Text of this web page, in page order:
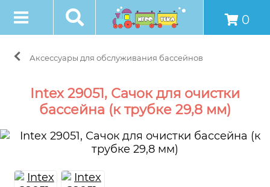
0
Аксессуары для обслуживания бассейнов
Intex 29051, Сачок для очистки
бассейна (к трубке 29,8 мм)